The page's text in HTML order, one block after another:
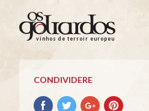
Os
Goliardos
Vinhos
Terroir
Europeus
vinhos de terroir europeus
CONDIVIDERE
Condividere
Condividere
CondividereCondividere